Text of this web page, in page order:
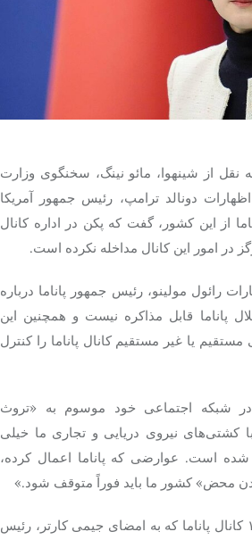
نقل از شینهوا، مائو نینگ، سخنگوی وزارت
دونالد ترامپ، رئیس جمهور آمریکا
از این کشور، گفت که پکن در اداره کانال
در امور این کانال مداخله نکرده است.
رائول مولینو، رئیس جمهور پاناما درباره
پاناما قابل مذاکره نیست و همچنین این
یا غیر مستقیم کانال پاناما را کنترل
شبکه اجتماعی خود موسوم به «تروث
کشتی‌های نیروی دریایی و تجاری ما خیلی
شده است. عوارضی که پاناما اعمال کرده،
محض» کشور ما باید فوراً متوقف شود.»
وی با انتقاد از معاهده ۱۹۷۷ کانال پاناما که به امضای جیمی کارتر، رئیس